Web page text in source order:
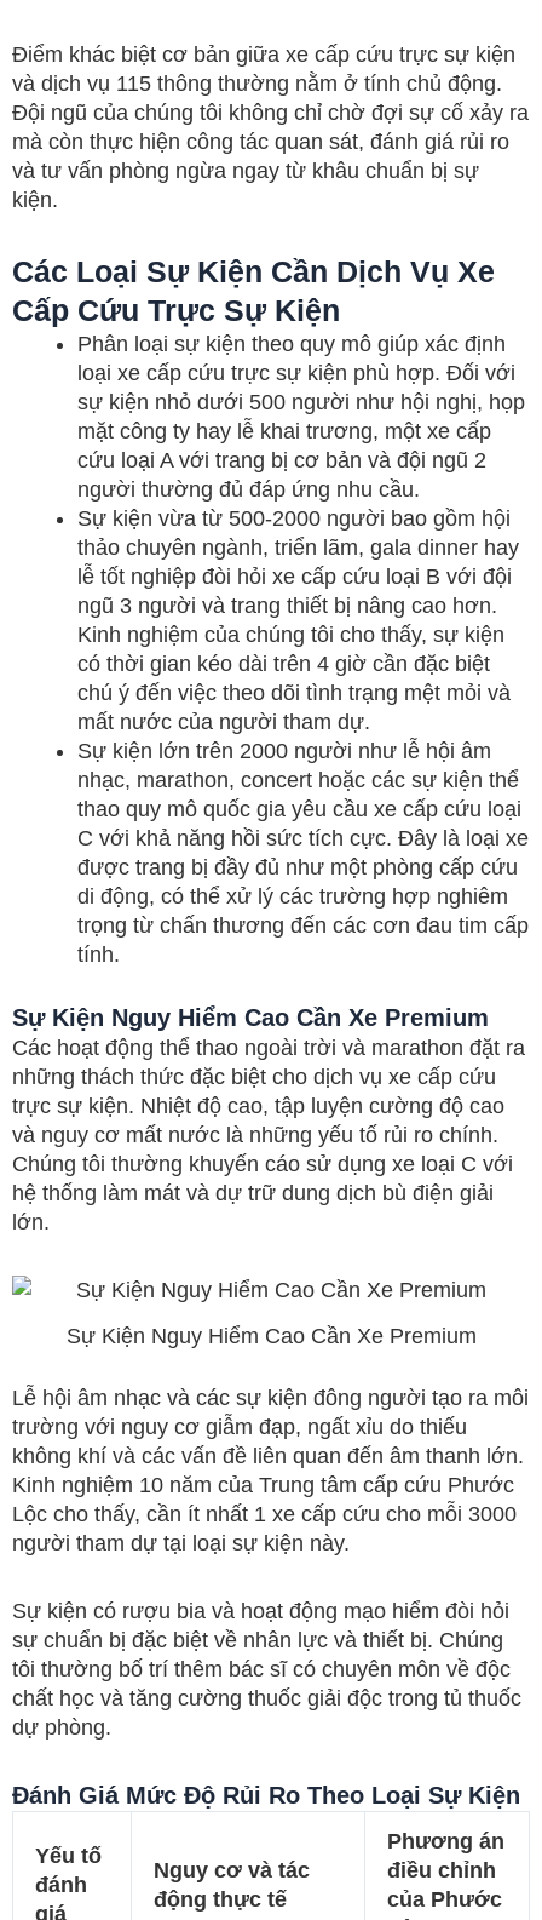
Điểm khác biệt cơ bản giữa xe cấp cứu trực sự kiện
và dịch vụ 115 thông thường nằm ở tính chủ động.
Đội ngũ của chúng tôi không chỉ chờ đợi sự cố xảy ra
mà còn thực hiện công tác quan sát, đánh giá rủi ro
và tư vấn phòng ngừa ngay từ khâu chuẩn bị sự
kiện.
Các Loại Sự Kiện Cần Dịch Vụ Xe
Cấp Cứu Trực Sự Kiện
Phân loại sự kiện theo quy mô giúp xác định
loại xe cấp cứu trực sự kiện phù hợp. Đối với
sự kiện nhỏ dưới 500 người như hội nghị, họp
mặt công ty hay lễ khai trương, một xe cấp
cứu loại A với trang bị cơ bản và đội ngũ 2
người thường đủ đáp ứng nhu cầu.
Sự kiện vừa từ 500-2000 người bao gồm hội
thảo chuyên ngành, triển lãm, gala dinner hay
lễ tốt nghiệp đòi hỏi xe cấp cứu loại B với đội
ngũ 3 người và trang thiết bị nâng cao hơn.
Kinh nghiệm của chúng tôi cho thấy, sự kiện
có thời gian kéo dài trên 4 giờ cần đặc biệt
chú ý đến việc theo dõi tình trạng mệt mỏi và
mất nước của người tham dự.
Sự kiện lớn trên 2000 người như lễ hội âm
nhạc, marathon, concert hoặc các sự kiện thể
thao quy mô quốc gia yêu cầu xe cấp cứu loại
C với khả năng hồi sức tích cực. Đây là loại xe
được trang bị đầy đủ như một phòng cấp cứu
di động, có thể xử lý các trường hợp nghiêm
trọng từ chấn thương đến các cơn đau tim cấp
tính.
Sự Kiện Nguy Hiểm Cao Cần Xe Premium
Các hoạt động thể thao ngoài trời và marathon đặt ra
những thách thức đặc biệt cho dịch vụ xe cấp cứu
trực sự kiện. Nhiệt độ cao, tập luyện cường độ cao
và nguy cơ mất nước là những yếu tố rủi ro chính.
Chúng tôi thường khuyến cáo sử dụng xe loại C với
hệ thống làm mát và dự trữ dung dịch bù điện giải
lớn.
Sự Kiện Nguy Hiểm Cao Cần Xe Premium
Lễ hội âm nhạc và các sự kiện đông người tạo ra môi
trường với nguy cơ giẫm đạp, ngất xỉu do thiếu
không khí và các vấn đề liên quan đến âm thanh lớn.
Kinh nghiệm 10 năm của Trung tâm cấp cứu Phước
Lộc cho thấy, cần ít nhất 1 xe cấp cứu cho mỗi 3000
người tham dự tại loại sự kiện này.
Sự kiện có rượu bia và hoạt động mạo hiểm đòi hỏi
sự chuẩn bị đặc biệt về nhân lực và thiết bị. Chúng
tôi thường bố trí thêm bác sĩ có chuyên môn về độc
chất học và tăng cường thuốc giải độc trong tủ thuốc
dự phòng.
Đánh Giá Mức Độ Rủi Ro Theo Loại Sự Kiện
Yếu tố
đánh
giá
Nguy cơ và tác
động thực tế
Phương án
điều chỉnh
của Phước